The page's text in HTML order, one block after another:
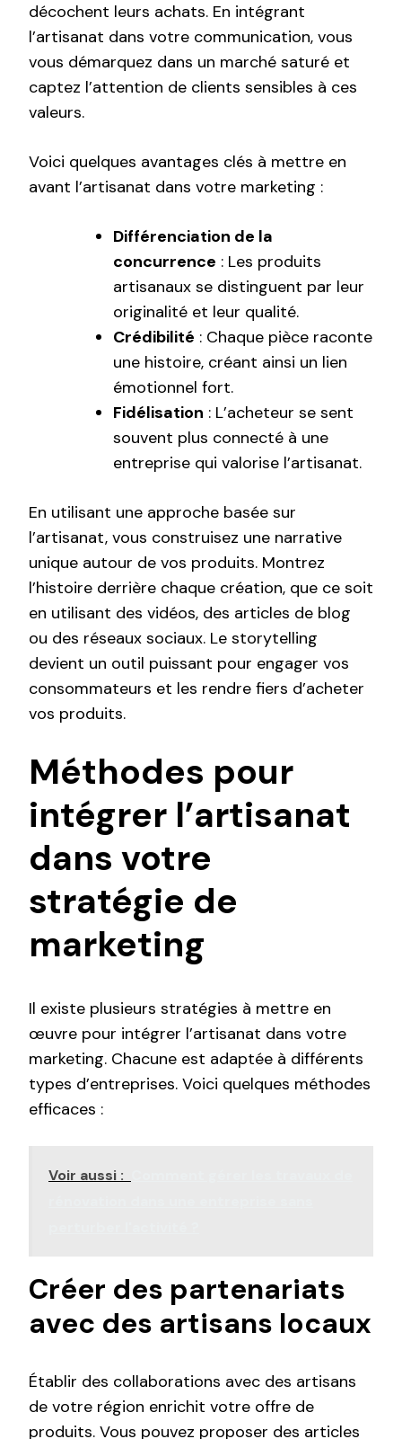
décochent leurs achats. En intégrant
l’artisanat dans votre communication, vous
vous démarquez dans un marché saturé et
captez l’attention de clients sensibles à ces
valeurs.
Voici quelques avantages clés à mettre en
avant l’artisanat dans votre marketing :
Différenciation de la
concurrence : Les produits
artisanaux se distinguent par leur
originalité et leur qualité.
Crédibilité : Chaque pièce raconte
une histoire, créant ainsi un lien
émotionnel fort.
Fidélisation : L’acheteur se sent
souvent plus connecté à une
entreprise qui valorise l’artisanat.
En utilisant une approche basée sur
l’artisanat, vous construisez une narrative
unique autour de vos produits. Montrez
l’histoire derrière chaque création, que ce soit
en utilisant des vidéos, des articles de blog
ou des réseaux sociaux. Le storytelling
devient un outil puissant pour engager vos
consommateurs et les rendre fiers d’acheter
vos produits.
Méthodes pour
intégrer l’artisanat
dans votre
stratégie de
marketing
Il existe plusieurs stratégies à mettre en
œuvre pour intégrer l’artisanat dans votre
marketing. Chacune est adaptée à différents
types d’entreprises. Voici quelques méthodes
efficaces :
Voir aussi :
Créer des partenariats
avec des artisans locaux
Établir des collaborations avec des artisans
de votre région enrichit votre offre de
produits. Vous pouvez proposer des articles